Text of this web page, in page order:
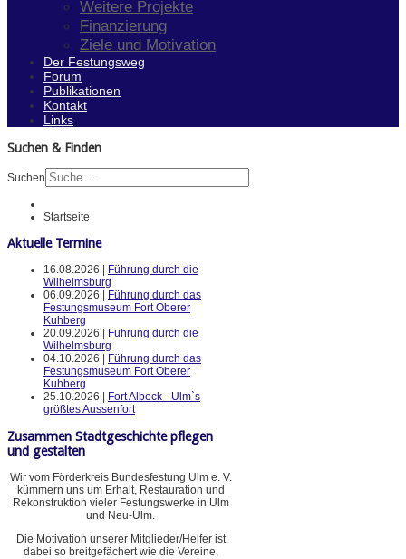
Weitere Projekte
Finanzierung
Ziele und Motivation
Der Festungsweg
Forum
Publikationen
Kontakt
Links
Suchen & Finden
Suchen
Startseite
Aktuelle Termine
16.08.2026 |
Führung durch die
Wilhelmsburg
06.09.2026 |
Führung durch das
Festungsmuseum Fort Oberer
Kuhberg
20.09.2026 |
Führung durch die
Wilhelmsburg
04.10.2026 |
Führung durch das
Festungsmuseum Fort Oberer
Kuhberg
25.10.2026 |
Fort Albeck - Ulm`s
größtes Aussenfort
Zusammen Stadtgeschichte pflegen
und gestalten
Wir vom Förderkreis Bundesfestung Ulm e. V.
kümmern uns um Erhalt, Restauration und
Rekonstruktion vieler Festungswerke in Ulm
und Neu-Ulm.
Die Motivation unserer Mitglieder/Helfer ist
dabei so breitgefächert wie die Vereine,